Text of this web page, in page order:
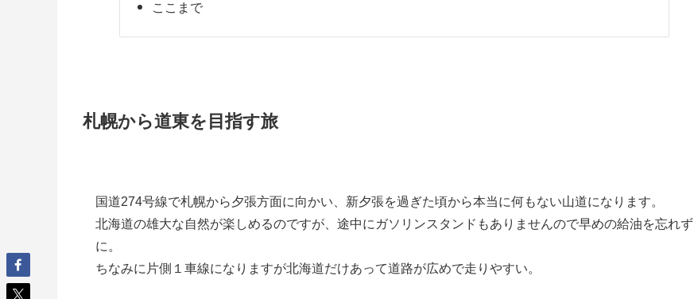
ここまで
札幌から道東を目指す旅
国道274号線で札幌から夕張方面に向かい、新夕張を過ぎた頃から本当に何もない山道になります。
北海道の雄大な自然が楽しめるのですが、途中にガソリンスタンドもありませんので早めの給油を忘れず
に。
ちなみに片側１車線になりますが北海道だけあって道路が広めで走りやすい。